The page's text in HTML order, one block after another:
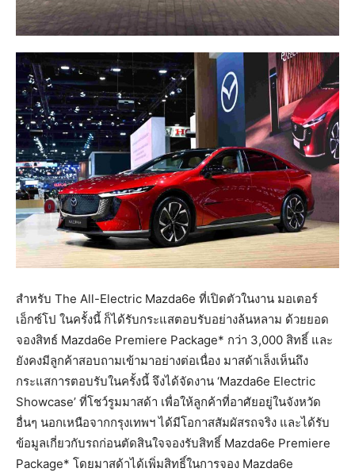
สำหรับ The All-Electric Mazda6e ที่เปิดตัวในงาน มอเตอร์
เอ็กซ์โป ในครั้งนี้ ก็ได้รับกระแสตอบรับอย่างล้นหลาม ด้วยยอด
จองสิทธ์ Mazda6e Premiere Package* กว่า 3,000 สิทธิ์ และ
ยังคงมีลูกค้าสอบถามเข้ามาอย่างต่อเนื่อง มาสด้าเล็งเห็นถึง
กระแสการตอบรับในครั้งนี้ จึงได้จัดงาน ‘Mazda6e Electric
Showcase’ ที่โชว์รูมมาสด้า เพื่อให้ลูกค้าที่อาศัยอยู่ในจังหวัด
อื่นๆ นอกเหนือจากกรุงเทพฯ ได้มีโอกาสสัมผัสรถจริง และได้รับ
ข้อมูลเกี่ยวกับรถก่อนตัดสินใจจองรับสิทธิ์ Mazda6e Premiere
Package* โดยมาสด้าได้เพิ่มสิทธิ์ในการจอง Mazda6e